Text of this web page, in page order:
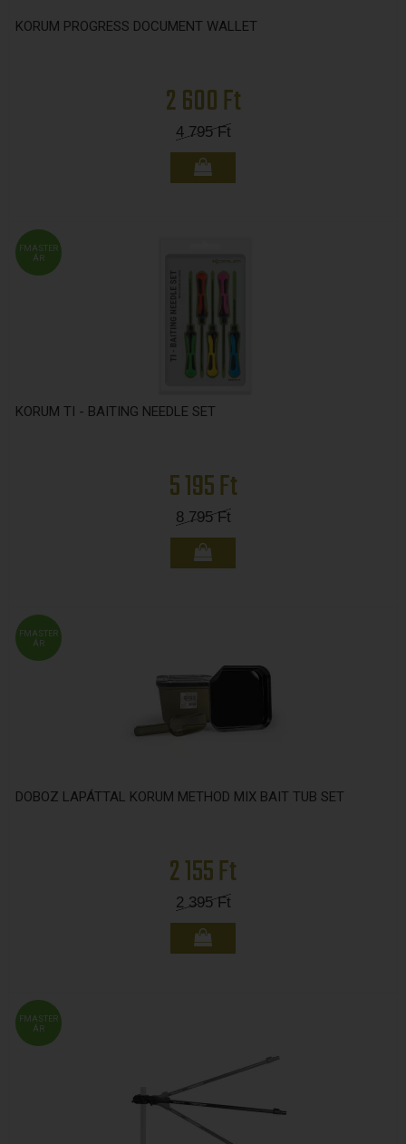
KORUM PROGRESS DOCUMENT WALLET
2 600 Ft
4 795Ft
FMASTER
ÁR
KORUM TI - BAITING NEEDLE SET
5 195 Ft
8 795Ft
FMASTER
ÁR
DOBOZ LAPÁTTAL KORUM METHOD MIX BAIT TUB SET
2 155 Ft
2 395Ft
FMASTER
ÁR